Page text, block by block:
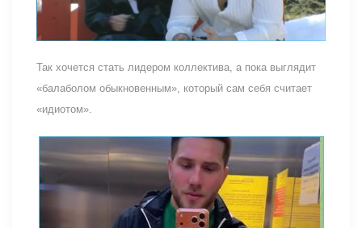
Так хочется стать лидером коллектива, а пока выглядит
«балаболом обыкновенным», который сам себя считает
«идиотом».